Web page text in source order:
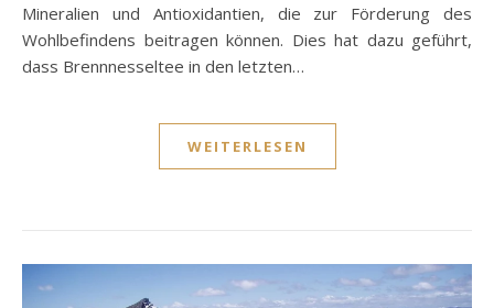
Mineralien und Antioxidantien, die zur Förderung des
Wohlbefindens beitragen können. Dies hat dazu geführt,
dass Brennnesseltee in den letzten…
WEITERLESEN